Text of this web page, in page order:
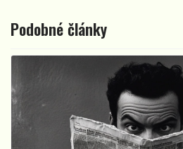
Podobné články